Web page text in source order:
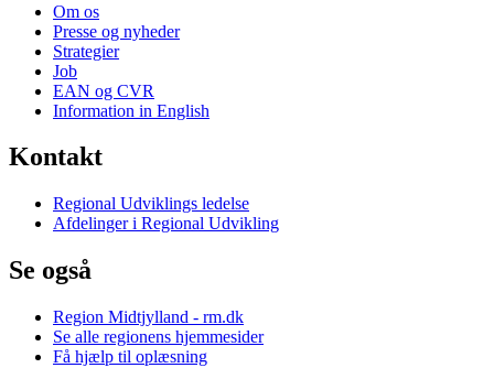
Om os
Presse og nyheder
Strategier
Job
EAN og CVR
Information in English
Kontakt
Regional Udviklings ledelse
Afdelinger i Regional Udvikling
Se også
Region Midtjylland - rm.dk
Se alle regionens hjemmesider
Få hjælp til oplæsning